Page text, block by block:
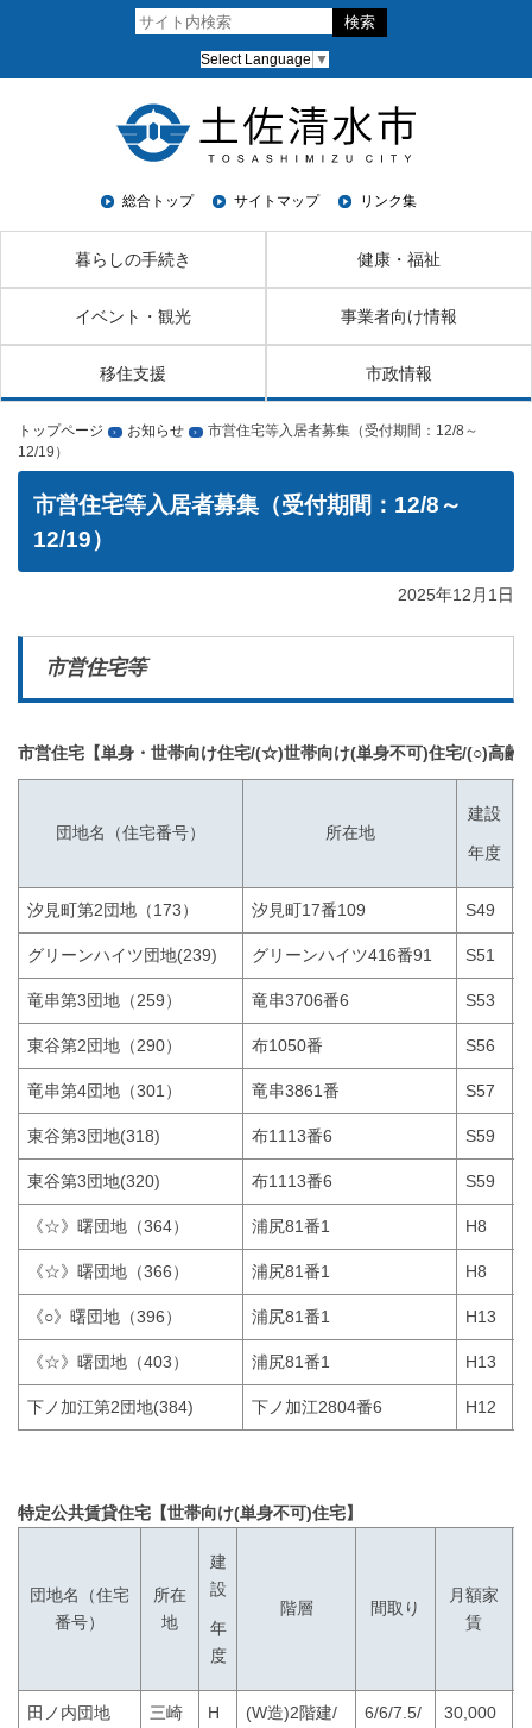
Select Language ▼
総合トップ サイトマップ リンク集
暮らしの手続き 健康・福祉
イベント・観光 事業者向け情報
移住支援 市政情報
トップページ › お知らせ ›
市営住宅等入居者募集（受付期間：12/8～
12/19）
市営住宅等入居者募集（受付期間：12/8～
12/19）
2025年12月1日
市営住宅等
市営住宅【単身・世帯向け住宅/(☆)世帯向け(単身不可)住宅/(○)高齢
団地名（住宅番号） 所在地
建設
年度
汐見町第2団地（173） 汐見町17番109 S49
グリーンハイツ団地(239) グリーンハイツ416番91 S51
竜串第3団地（259） 竜串3706番6 S53
東谷第2団地（290） 布1050番 S56
竜串第4団地（301） 竜串3861番 S57
東谷第3団地(318) 布1113番6 S59
東谷第3団地(320) 布1113番6 S59
《☆》曙団地（364） 浦尻81番1 H8
《☆》曙団地（366） 浦尻81番1 H8
《○》曙団地（396） 浦尻81番1 H13
《☆》曙団地（403） 浦尻81番1 H13
下ノ加江第2団地(384) 下ノ加江2804番6 H12
特定公共賃貸住宅【世帯向け(単身不可)住宅】
団地名（住宅
番号）
所在
地
建
設
年
度
階層 間取り
月額家
賃
田ノ内団地
三崎
H
(W造)2階建/
6/6/7.5/
30,000